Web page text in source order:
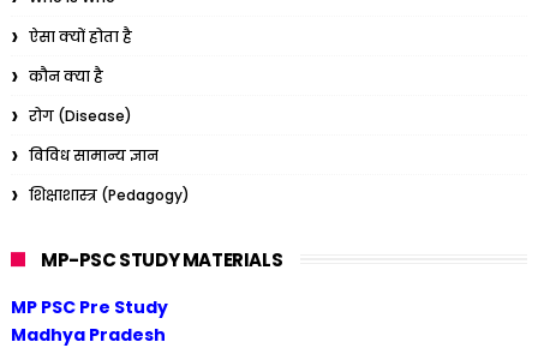
ऐसा क्यों होता है
कौन क्या है
रोग (Disease)
विविध सामान्य ज्ञान
शिक्षाशास्त्र (Pedagogy)
MP-PSC STUDY MATERIALS
MP PSC Pre Study
Madhya Pradesh